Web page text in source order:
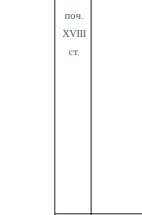
поч.
XVIII
ст.